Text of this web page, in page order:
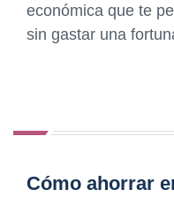
económica que te
sin gastar una
Cómo ahorrar